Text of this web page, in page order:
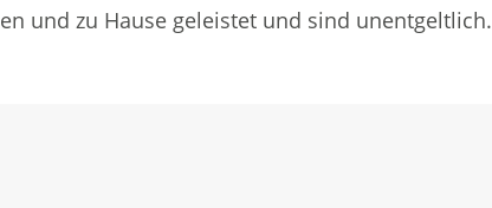
und zu Hause geleistet und sind unentgeltlich.